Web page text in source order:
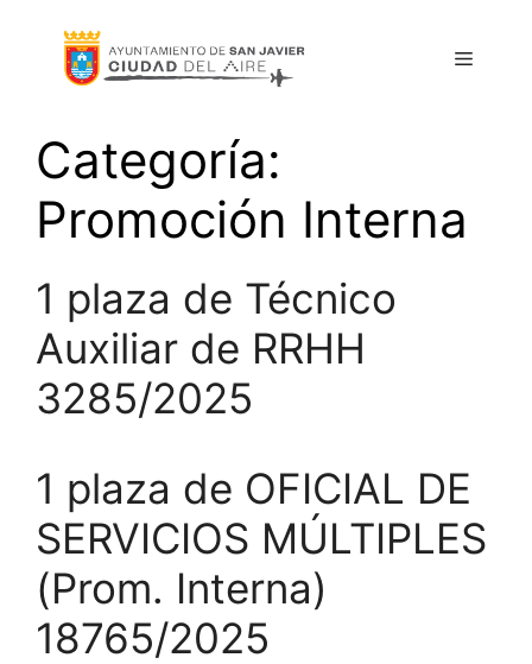
contenido
Menú
Categoría:
Promoción Interna
1 plaza de Técnico
Auxiliar de RRHH
3285/2025
1 plaza de OFICIAL DE
SERVICIOS MÚLTIPLES
(Prom. Interna)
18765/2025